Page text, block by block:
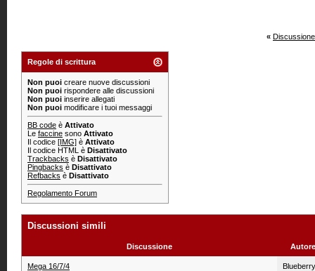
«
Regole di scrittura
Non puoi creare nuove discussioni
Non puoi rispondere alle discussioni
Non puoi inserire allegati
Non puoi modificare i tuoi messaggi
BB code è Attivato
Le faccine sono Attivato
Il codice [IMG] è Attivato
Il codice HTML è Disattivato
Trackbacks è Disattivato
Pingbacks è Disattivato
Refbacks è Disattivato
Regolamento Forum
Discussioni simili
Discussione
Mega 16/7/4 Blueberry